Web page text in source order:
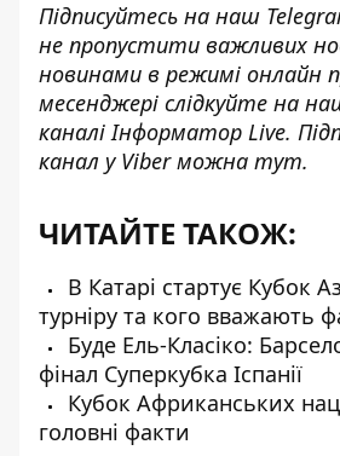
Підписуйтесь на наш
не пропустити важливих
новинами в режимі онлайн
месенджері слідкуйте на
каналіІнформатор Live.
канал у Viber можна тут.
ЧИТАЙТЕ ТАКОЖ:
В Катарі стартує Кубок
турніру та кого вважають
Буде Ель-Класіко:
фінал Суперкубка Іспанії
Кубок Африканських
головні факти